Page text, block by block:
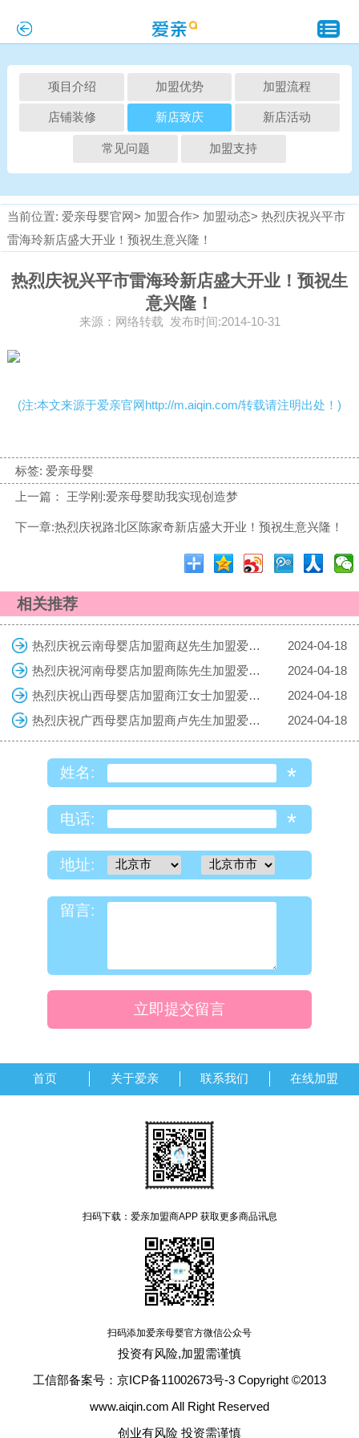
项目介绍 加盟优势 加盟流程
店铺装修 新店致庆 新店活动
常见问题 加盟支持
当前位置: 爱亲母婴官网> 加盟合作> 加盟动态> 热烈庆祝兴平市
雷海玲新店盛大开业！预祝生意兴隆！
热烈庆祝兴平市雷海玲新店盛大开业！预祝生
意兴隆！
来源：网络转载 发布时间:2014-10-31
(注:本文来源于爱亲官网http://m.aiqin.com/转载请注明出处！)
标签: 爱亲母婴
上一篇： 王学刚:爱亲母婴助我实现创造梦
下一章:热烈庆祝路北区陈家奇新店盛大开业！预祝生意兴隆！
相关推荐
热烈庆祝云南母婴店加盟商赵先生加盟爱亲母婴！预祝生意兴隆！
2024-04-18
热烈庆祝河南母婴店加盟商陈先生加盟爱亲母婴！预祝生意兴隆！
2024-04-18
热烈庆祝山西母婴店加盟商江女士加盟爱亲母婴！预祝生意兴隆！
2024-04-18
热烈庆祝广西母婴店加盟商卢先生加盟爱亲母婴！预祝生意兴隆！
2024-04-18
姓名: *
电话: *
地址:
留言:
立即提交留言
首页 关于爱亲 联系我们 在线加盟
扫码下载：爱亲加盟商APP 获取更多商品讯息
扫码添加爱亲母婴官方微信公众号
投资有风险,加盟需谨慎
工信部备案号：京ICP备11002673号-3 Copyright ©2013
www.aiqin.com All Right Reserved
创业有风险 投资需谨慎